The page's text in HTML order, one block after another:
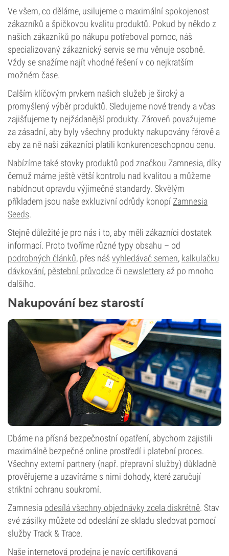
Ve všem, co děláme, usilujeme o maximální spokojenost
zákazníků a špičkovou kvalitu produktů. Pokud by někdo z
našich zákazníků po nákupu potřeboval pomoc, náš
specializovaný zákaznický servis se mu věnuje osobně.
Vždy se snažíme najít vhodné řešení v co nejkratším
možném čase.
Dalším klíčovým prvkem našich služeb je široký a
promyšlený výběr produktů. Sledujeme nové trendy a včas
zajišťujeme ty nejžádanější produkty. Zároveň považujeme
za zásadní, aby byly všechny produkty nakupovány férově a
aby za ně naši zákazníci platili konkurenceschopnou cenu.
Nabízíme také stovky produktů pod značkou Zamnesia, díky
čemuž máme ještě větší kontrolu nad kvalitou a můžeme
nabídnout opravdu výjimečné standardy. Skvělým
příkladem jsou naše exkluzivní odrůdy konopí Zamnesia
Seeds.
Stejně důležité je pro nás i to, aby měli zákazníci dostatek
informací. Proto tvoříme různé typy obsahu – od
podrobných článků, přes náš vyhledávač semen, kalkulačku
dávkování, pěstební průvodceči newslettery až po mnoho
dalšího.
Nakupování bez starostí
Dbáme na přísná bezpečnostní opatření, abychom zajistili
maximálně bezpečné online prostředí i platební proces.
Všechny externí partnery (např. přepravní služby) důkladně
prověřujeme a uzavíráme s nimi dohody, které zaručují
striktní ochranu soukromí.
Zamnesia odesílá všechny objednávky zcela diskrétně. Stav
své zásilky můžete od odeslání ze skladu sledovat pomocí
služby Track & Trace.
Naše internetová prodejna je navíc certifikovaná